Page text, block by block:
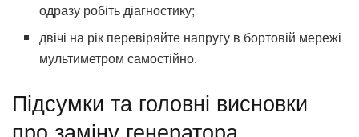
одразу робіть діагностику;
двічі на рік перевіряйте напругу в бортовій мережі
мультиметром самостійно.
Підсумки та головні висновки